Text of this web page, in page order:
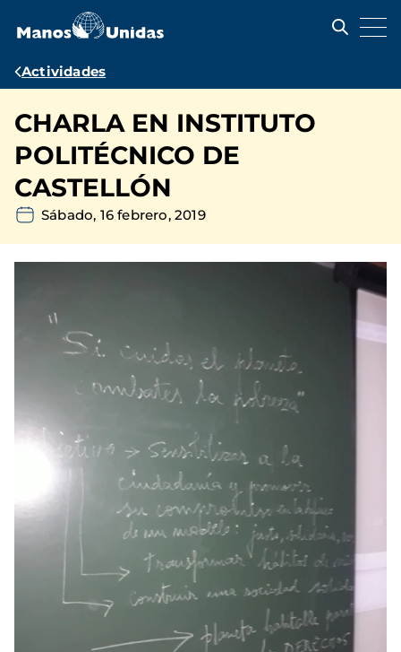
contenido
Ruta
navegación
Actividades
CHARLA EN INSTITUTO
POLITÉCNICO DE
CASTELLÓN
Sábado, 16 febrero, 2019